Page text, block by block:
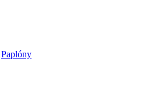
Paplóny